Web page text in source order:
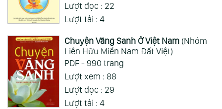
Lượt đọc : 22
Lượt tải : 4
Chuyện Vãng Sanh Ở Việt Nam(Nhóm
Liên Hữu Miền Nam Đất Việt)
PDF - 990 trang
Lượt xem : 88
Lượt đọc : 29
Lượt tải : 4